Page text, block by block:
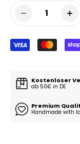
1
Kostenloser
ab 50€ in DE
Premium
Handmade with